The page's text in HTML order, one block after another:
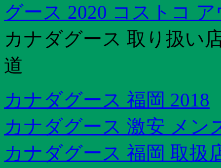
グース 2020 コストコ
カナダグース 取り扱い
道
カナダグース 福岡 2018
カナダグース 激安 メン
カナダグース 福岡 取扱